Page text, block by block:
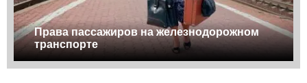
Права пассажиров на железнодорожном
транспорте